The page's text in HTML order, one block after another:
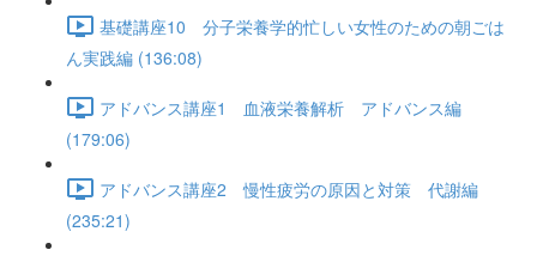
基礎講座10 分子栄養学的忙しい女性のための朝ごは
ん実践編 (136:08)
アドバンス講座1 血液栄養解析 アドバンス編
(179:06)
アドバンス講座2 慢性疲労の原因と対策 代謝編
(235:21)